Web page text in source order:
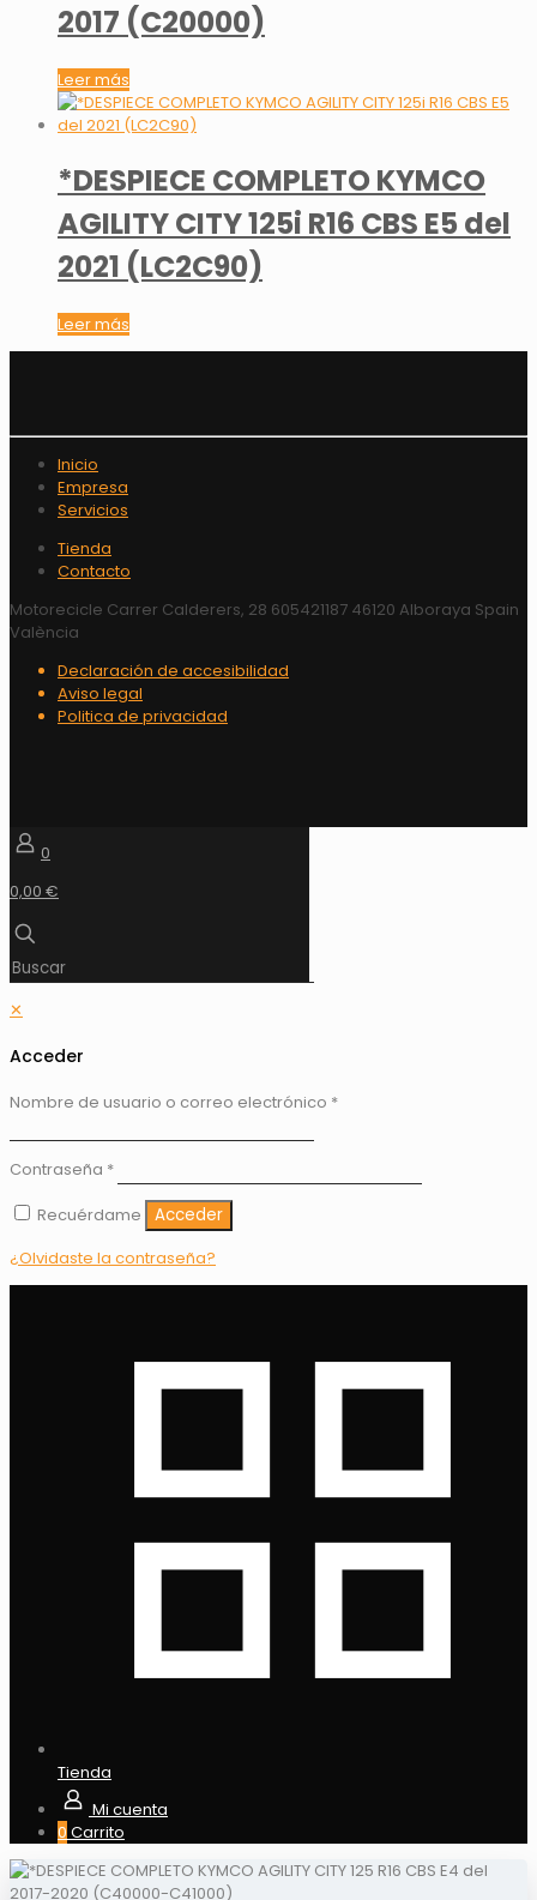
2017 (C20000)
Leer más
*DESPIECE COMPLETO KYMCO
AGILITY CITY 125i R16 CBS E5 del
2021 (LC2C90)
Leer más
Inicio
Empresa
Servicios
Tienda
Contacto
Motorecicle Carrer Calderers, 28 605421187 46120 Alboraya Spain
València
Declaración de accesibilidad
Aviso legal
Politica de privacidad
0
0,00 €
✕
Acceder
Nombre de usuario o correo electrónico *
Contraseña *
Recuérdame
Acceder
¿Olvidaste la contraseña?
Tienda
Mi cuenta
0 Carrito